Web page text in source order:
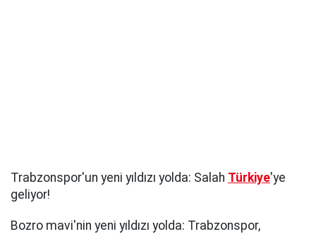
Trabzonspor'un yeni yıldızı yolda: Salah Türkiye'ye
geliyor!
Bozro mavi'nin yeni yıldızı yolda: Trabzonspor,